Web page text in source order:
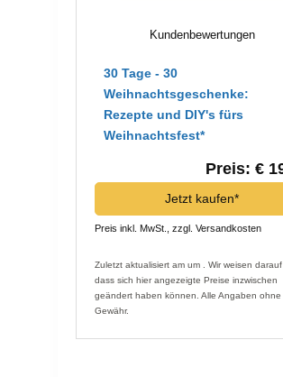
Kundenbewertungen
30 Tage - 30
Weihnachtsgeschenke:
Rezepte und DIY's fürs
Weihnachtsfest*
Preis: €
Jetzt kaufen*
Preis inkl. MwSt., zzgl. Versandkosten
Zuletzt aktualisiert am um . Wir weisen darauf
dass sich hier angezeigte Preise inzwischen
geändert haben können. Alle Angaben ohne
Gewähr.